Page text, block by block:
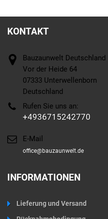
KONTAKT
Bauzaunwelt Deutschland
Vor der Heide 64
07333 Unterwellenborn
Deutschland
Rufen Sie uns an:
+4936715242770
E-Mail
office@bauzaunwelt.de
INFORMATIONEN
Lieferung und Versand